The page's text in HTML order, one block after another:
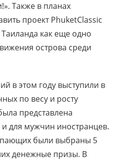
Также в планах
проект PhuketClassic
как еще одно
острова среди
в этом году выступили в
по весу и росту
представлена
для мужчин иностранцев.
были выбраны 5
денежные призы. В